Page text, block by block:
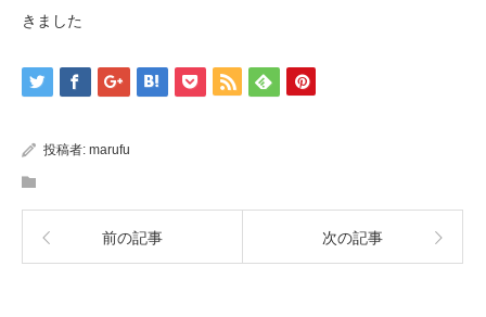
きました
投稿者: marufu
前の記事 次の記事